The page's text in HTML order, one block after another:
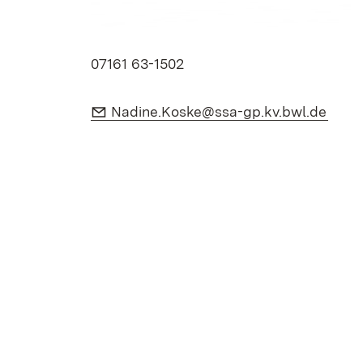
07161 63-1502
E-Mail:
Nadine.Koske@ssa-gp.kv.bwl.de